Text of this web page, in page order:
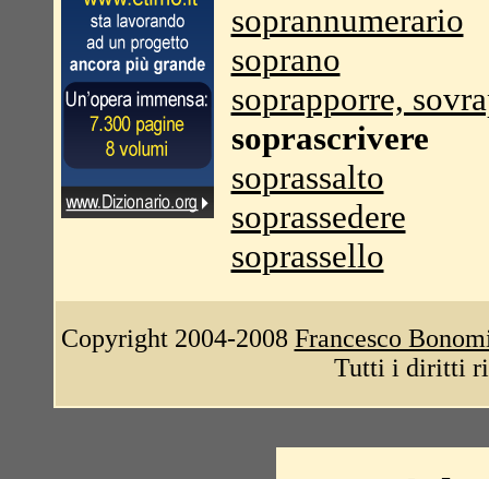
soprannumerario
soprano
soprapporre,
soprascrivere
soprassalto
soprassedere
soprassello
Copyright 2004-2008 Francesco
Tutti i diritti